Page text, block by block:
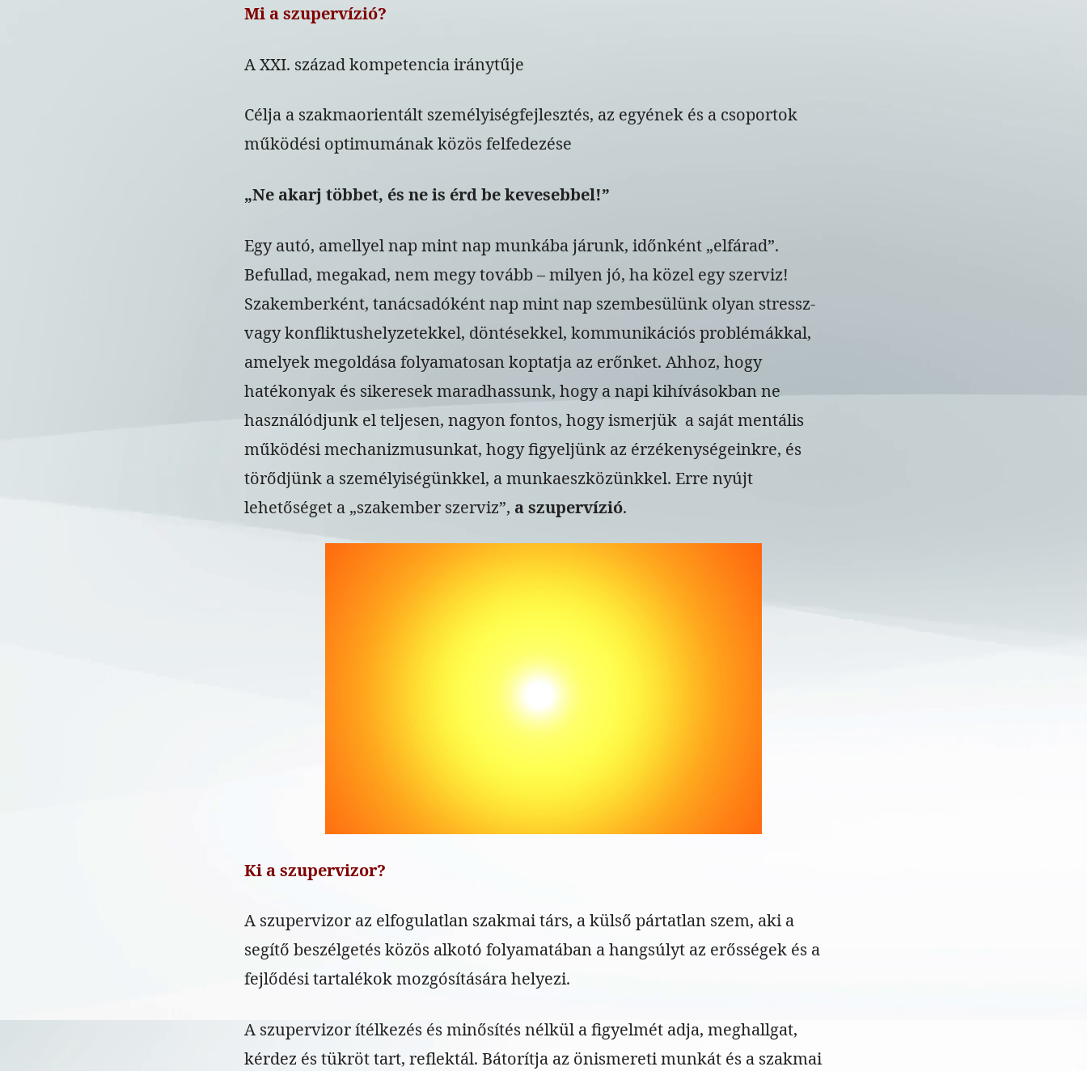
Mi a szupervízió?
A XXI. század kompetencia iránytűje
Célja a szakmaorientált személyiségfejlesztés, az egyének és a csoportok
működési optimumának közös felfedezése
„Ne akarj többet, és ne is érd be kevesebbel!”
Egy autó, amellyel nap mint nap munkába járunk, időnként „elfárad”.
Befullad, megakad, nem megy tovább – milyen jó, ha közel egy szerviz!
Szakemberként, tanácsadóként nap mint nap szembesülünk olyan stressz-
vagy konfliktushelyzetekkel, döntésekkel, kommunikációs problémákkal,
amelyek megoldása folyamatosan koptatja az erőnket. Ahhoz, hogy
hatékonyak és sikeresek maradhassunk, hogy a napi kihívásokban ne
használódjunk el teljesen, nagyon fontos, hogy ismerjük a saját mentális
működési mechanizmusunkat, hogy figyeljünk az érzékenységeinkre, és
törődjünk a személyiségünkkel, a munkaeszközünkkel. Erre nyújt
lehetőséget a „szakember szerviz”, a szupervízió.
Ki a szupervizor?
A szupervizor az elfogulatlan szakmai társ, a külső pártatlan szem, aki a
segítő beszélgetés közös alkotó folyamatában a hangsúlyt az erősségek és a
fejlődési tartalékok mozgósítására helyezi.
A szupervizor ítélkezés és minősítés nélkül a figyelmét adja, meghallgat,
kérdez és tükröt tart, reflektál. Bátorítja az önismereti munkát és a szakmai